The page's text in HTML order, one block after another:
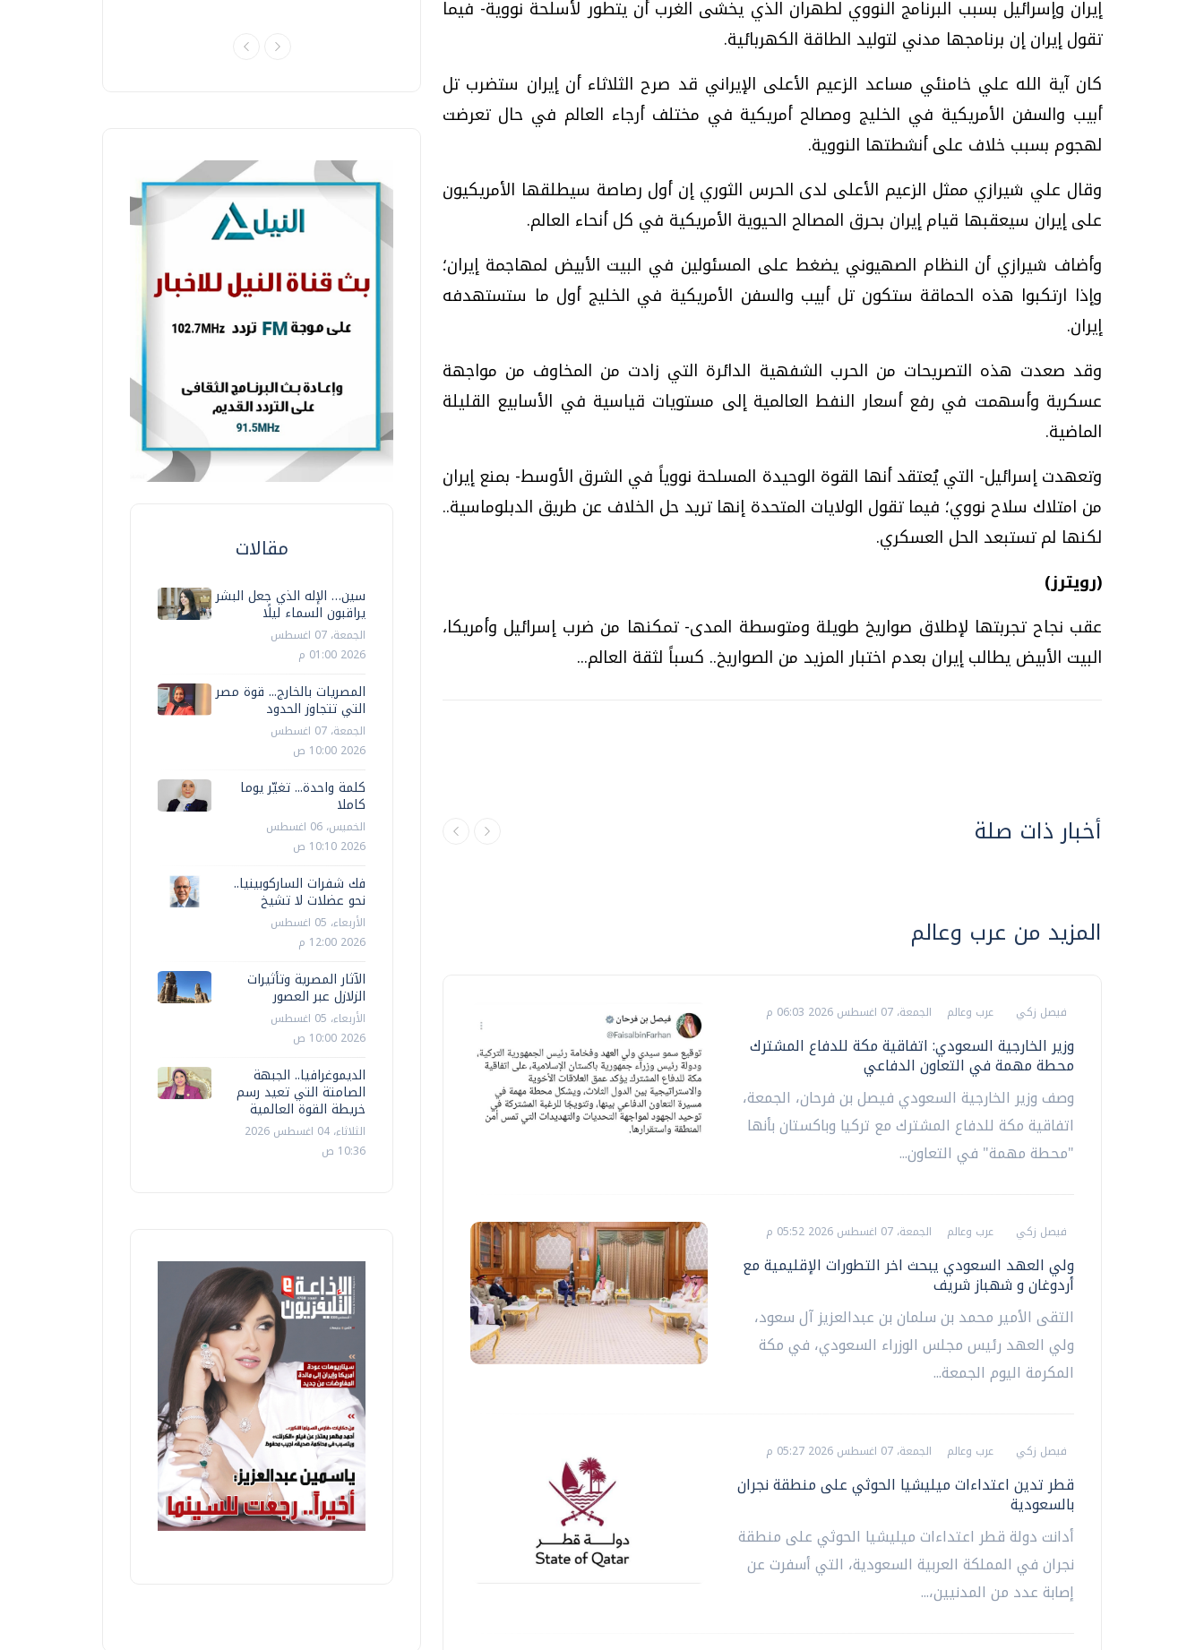
إيران وإسرائيل بسبب البرنامج النووي لطهران الذي يخشى الغرب أن يتطور لأسلحة نووية- فيما
تقول إيران إن برنامجها مدني لتوليد الطاقة الكهربائية.
كان آية الله علي خامنئي مساعد الزعيم الأعلى الإيراني قد صرح الثلاثاء أن إيران ستضرب تل
أبيب والسفن الأمريكية في الخليج ومصالح أمريكية في مختلف أرجاء العالم في حال تعرضت
لهجوم بسبب خلاف على أنشطتها النووية.
وقال علي شيرازي ممثل الزعيم الأعلى لدى الحرس الثوري إن أول رصاصة سيطلقها الأمريكيون
على إيران سيعقبها قيام إيران بحرق المصالح الحيوية الأمريكية في كل أنحاء العالم.
وأضاف شيرازي أن النظام الصهيوني يضغط على المسئولين في البيت الأبيض لمهاجمة إيران؛
وإذا ارتكبوا هذه الحماقة ستكون تل أبيب والسفن الأمريكية في الخليج أول ما ستستهدفه
إيران.
وقد صعدت هذه التصريحات من الحرب الشفهية الدائرة التي زادت من المخاوف من مواجهة
عسكرية وأسهمت في رفع أسعار النفط العالمية إلى مستويات قياسية في الأسابيع القليلة
الماضية.
وتعهدت إسرائيل- التي يُعتقد أنها القوة الوحيدة المسلحة نووياً في الشرق الأوسط- بمنع إيران
من امتلاك سلاح نووي؛ فيما تقول الولايات المتحدة إنها تريد حل الخلاف عن طريق الدبلوماسية..
لكنها لم تستبعد الحل العسكري.
(رويترز)
عقب نجاح تجربتها لإطلاق صواريخ طويلة ومتوسطة المدى- تمكنها من ضرب إسرائيل وأمريكا،
البيت الأبيض يطالب إيران بعدم اختبار المزيد من الصواريخ.. كسباً لثقة العالم...
أخبار ذات صلة
المزيد من عرب وعالم
فيصل زكي عرب وعالم الجمعة، 07 اغسطس 2026 06:03 م
وزير الخارجية السعودي: اتفاقية مكة للدفاع المشترك
محطة مهمة في التعاون الدفاعي
وصف وزير الخارجية السعودي فيصل بن فرحان، الجمعة،
اتفاقية مكة للدفاع المشترك مع تركيا وباكستان بأنها
"محطة مهمة" في التعاون...
فيصل زكي عرب وعالم الجمعة، 07 اغسطس 2026 05:52 م
ولي العهد السعودي يبحث اخر التطورات الإقليمية مع
أردوغان و شهباز شريف
التقى الأمير محمد بن سلمان بن عبدالعزيز آل سعود،
ولي العهد رئيس مجلس الوزراء السعودي، في مكة
المكرمة اليوم الجمعة...
فيصل زكي عرب وعالم الجمعة، 07 اغسطس 2026 05:27 م
قطر تدين اعتداءات ميليشيا الحوثي على منطقة نجران
بالسعودية
أدانت دولة قطر اعتداءات ميليشيا الحوثي على منطقة
نجران في المملكة العربية السعودية، التي أسفرت عن
إصابة عدد من المدنيين،...
مقالات
سين… الإله الذي جعل البشر
يراقبون السماء ليلًا
الجمعة، 07 اغسطس
2026 01:00 م
المصريات بالخارج... قوة مصر
التي تتجاوز الحدود
الجمعة، 07 اغسطس
2026 10:00 ص
كلمة واحدة... تغيّر يوما
كاملا
الخميس، 06 اغسطس
2026 10:10 ص
فك شفرات الساركوبينيا..
نحو عضلات لا تشيخ
الأربعاء، 05 اغسطس
2026 12:00 م
الآثار المصرية وتأثيرات
الزلازل عبر العصور
الأربعاء، 05 اغسطس
2026 10:00 ص
الديموغرافيا.. الجبهة
الصامتة التي تعيد رسم
خريطة القوة العالمية
الثلاثاء، 04 اغسطس 2026
10:36 ص